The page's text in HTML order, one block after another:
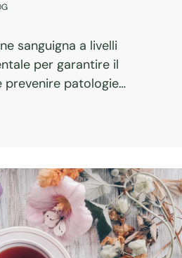
sanguigna a livelli
per garantire il
prevenire patologie
di vita spesso poco